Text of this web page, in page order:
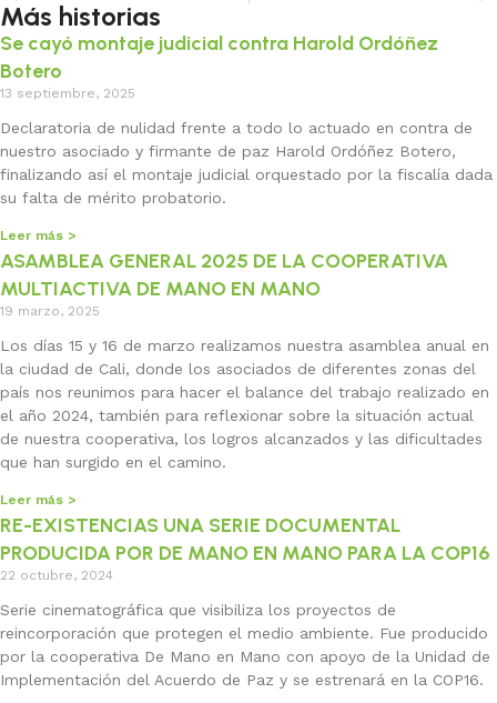
Más historias
Se cayó montaje judicial contra Harold Ordóñez
Botero
13 septiembre, 2025
Declaratoria de nulidad frente a todo lo actuado en contra de
nuestro asociado y firmante de paz Harold Ordóñez Botero,
finalizando así el montaje judicial orquestado por la fiscalía dada
su falta de mérito probatorio.
Leer más >
ASAMBLEA GENERAL 2025 DE LA COOPERATIVA
MULTIACTIVA DE MANO EN MANO
19 marzo, 2025
Los días 15 y 16 de marzo realizamos nuestra asamblea anual en
la ciudad de Cali, donde los asociados de diferentes zonas del
país nos reunimos para hacer el balance del trabajo realizado en
el año 2024, también para reflexionar sobre la situación actual
de nuestra cooperativa, los logros alcanzados y las dificultades
que han surgido en el camino.
Leer más >
RE-EXISTENCIAS UNA SERIE DOCUMENTAL
PRODUCIDA POR DE MANO EN MANO PARA LA COP16
22 octubre, 2024
Serie cinematográfica que visibiliza los proyectos de
reincorporación que protegen el medio ambiente. Fue producido
por la cooperativa De Mano en Mano con apoyo de la Unidad de
Implementación del Acuerdo de Paz y se estrenará en la COP16.